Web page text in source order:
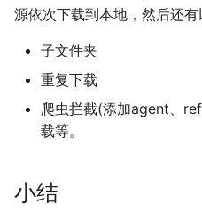
如何解决 Docker容器中文乱
如何自定义带有Windows字
体的Docker镜像？
Samba 配置共享
parted 命令
CentOS 7 命令自动补齐
如何使用 Docker-Compose
如何使用 Docker-Compose
编排 Nodejs 项目？
私有的 CaaS 平台？
XenServer 6.5 更新补丁
Windows Server 2008R2 配
置 Hyper-V
NFS存储超时导致XenServer
Intel I/O虚拟分配技术(VT-d)
Nginx 配置 SSL
Nginx rewrite指令
Haproxy HA(Keepalived)
UUIDs
使用 Shell 批量更改 Mysql表
名
使用 phpMyAdmin 查询
Mysql read_only 只读数据库
Trim
如何退出 telnet 会话？
Ubuntu 使用VMware Player
zabbix_get 采集数据空值
Zabbix Agent
Postfix Open Relay
Intel XEON L/E/X/W 系列区
别
测试 iDRAC6(7) 远程控制卡
源依次下载到本地，然后还有
子文件夹
重复下载
爬虫拦截(添加agent、
载等。
小结